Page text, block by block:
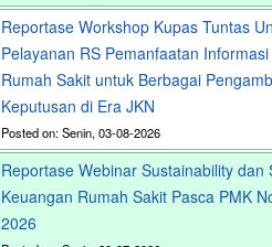
Reportase Workshop Kupas Tuntas
Pelayanan RS Pemanfaatan
Rumah Sakit untuk Berbagai
Keputusan di Era JKN
Posted on: Senin, 03-08-2026
Reportase Webinar Sustainability dan
Keuangan Rumah Sakit Pasca PMK
2026